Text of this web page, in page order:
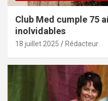
Club Med cumple 75
inolvidables
18 juillet 2025 Rédacteur